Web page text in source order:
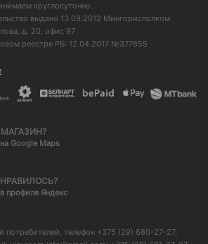
круглосуточно.
выдано 13.09.2012 Мингорисполком
д. 20, офис 97
реестре РБ: 12.04.2017 №377855
Google Maps
профиле Яндекс
потребителей, телефон +375 (29) 680-27-27,